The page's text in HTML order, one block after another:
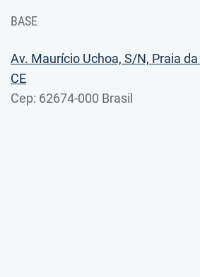
BASE
Av. Maurício Uchoa, S/N, Praia
CE
Cep: 62674-000 Brasil